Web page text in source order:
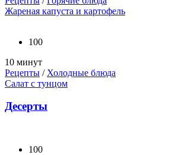
Жареная капуста и картофель
100
10 минут
Рецепты / Холодные блюда
Салат с тунцом
Десерты
100